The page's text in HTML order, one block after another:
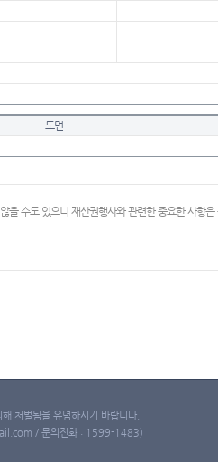
도면
을 수도 있으니 재산권행사와 관련한 중요한 사항
처벌됨을 유념하시기 바랍니다.
/ 문의전화 : 1599-1483)